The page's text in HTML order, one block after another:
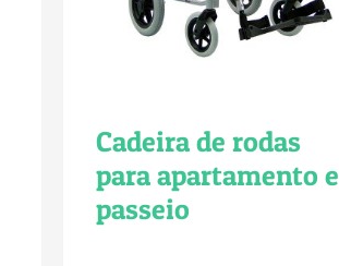
Cadeira de rodas
para apartamento e
passeio